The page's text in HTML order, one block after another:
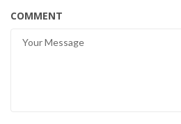
COMMENT